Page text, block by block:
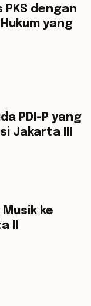
5 min read
dengan
yang
5 min read
PDI-P yang
Jakarta III
5 min read
ke
II